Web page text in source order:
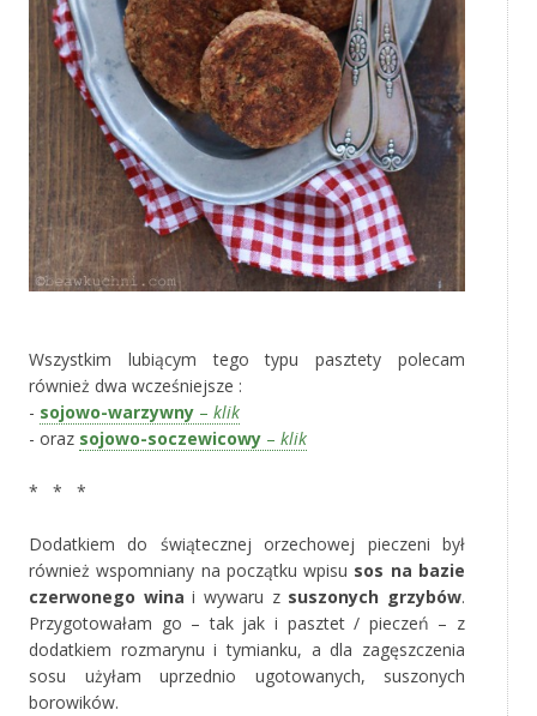
Wszystkim lubiącym tego typu pasztety polecam
również dwa wcześniejsze :
- sojowo-warzywny – klik
- oraz sojowo-soczewicowy – klik
* * *
Dodatkiem do świątecznej orzechowej pieczeni był
również wspomniany na początku wpisu sos na bazie
czerwonego wina i wywaru z suszonych grzybów.
Przygotowałam go – tak jak i pasztet / pieczeń – z
dodatkiem rozmarynu i tymianku, a dla zagęszczenia
sosu użyłam uprzednio ugotowanych, suszonych
borowików.